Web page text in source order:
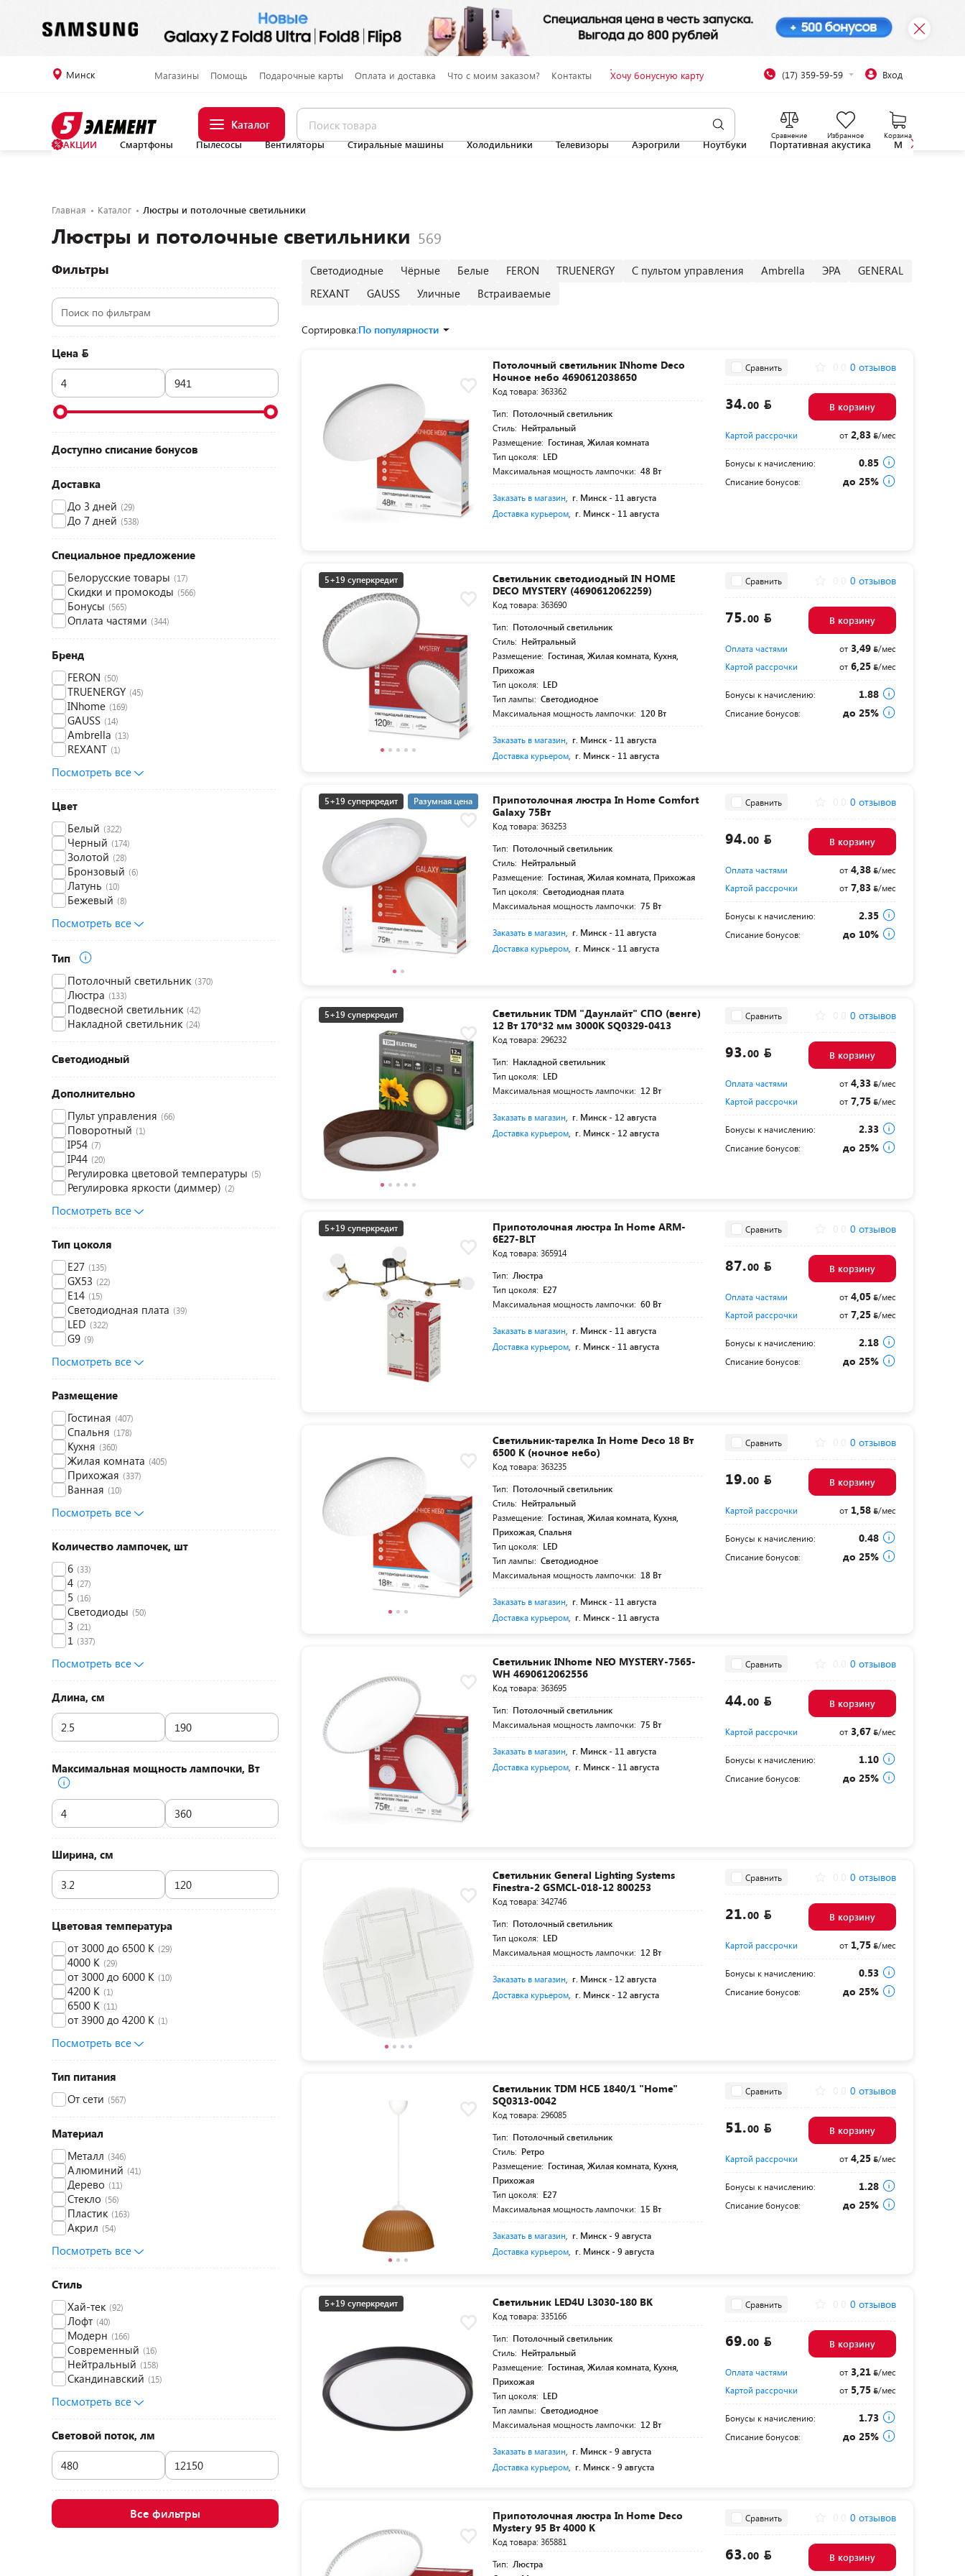
Минск Магазины Помощь Подарочные карты Оплата и доставка Что с моим заказом? Контакты Хочу бонусную карту (17) 359-59-59 Вход
Каталог
Сравнение Избранное Корзина
АКЦИИ Смартфоны Пылесосы Вентиляторы Стиральные машины Холодильники Телевизоры Аэрогрили Ноутбуки Портативная акустика
Главная Каталог Люстры и потолочные светильники
Люстры и потолочные светильники
Фильтры
Цена
Доступно списание бонусов
Доставка
До 3 дней (29)
До 7 дней (538)
Специальное предложение
Белорусские товары (17)
Скидки и промокоды (566)
Бонусы (565)
Оплата частями (344)
Бренд
FERON (50)
TRUENERGY (45)
INhome (169)
GAUSS (14)
Ambrella (13)
REXANT (1)
Посмотреть все
Цвет
Белый (322)
Черный (174)
Золотой (28)
Бронзовый (6)
Латунь (10)
Бежевый (8)
Посмотреть все
Тип
Потолочный светильник (370)
Люстра (133)
Подвесной светильник (42)
Накладной светильник (24)
Светодиодный
Дополнительно
Пульт управления (66)
Поворотный (1)
IP54 (7)
IP44 (20)
Регулировка цветовой температуры (5)
Регулировка яркости (диммер) (2)
Посмотреть все
Тип цоколя
E27 (135)
GX53 (22)
E14 (15)
Светодиодная плата (39)
LED (322)
G9 (9)
Посмотреть все
Размещение
Гостиная (407)
Спальня (178)
Кухня (360)
Жилая комната (405)
Прихожая (337)
Ванная (10)
Посмотреть все
Количество лампочек, шт
6 (33)
4 (27)
5 (16)
Светодиоды (50)
3 (21)
1 (337)
Посмотреть все
Длина, см
Максимальная мощность лампочки, Вт
Ширина, см
Цветовая температура
от 3000 до 6500 K (29)
4000 K (29)
от 3000 до 6000 K (10)
4200 K (1)
6500 К (11)
от 3900 до 4200 K (1)
Посмотреть все
Тип питания
От сети (567)
Материал
Металл (346)
Алюминий (41)
Дерево (11)
Стекло (56)
Пластик (163)
Акрил (54)
Посмотреть все
Стиль
Хай-тек (92)
Лофт (40)
Модерн (166)
Современный (16)
Нейтральный (158)
Скандинавский (15)
Посмотреть все
Световой поток, лм
Все фильтры
Светодиодные Чёрные Белые FERON TRUENERGY С пультом управления Ambrella ЭРА
GENERAL
REXANT
GAUSS Уличные Встраиваемые
Сортировка:По популярности
Потолочный светильник INhome Deco
Ночное небо 4690612038650
Код товара: 363362
Тип: Потолочный светильник
Стиль: Нейтральный
Размещение: Гостиная, Жилая комната
Тип цоколя: LED
Максимальная мощность лампочки: 48 Вт
Заказать в магазин г. Минск - 11 августа
Доставка курьером г. Минск - 11 августа
Сравнить 0 отзывов
34.00 В корзину
Картой рассрочки от2,83 /мес
Бонусы к начислению: 0.85
Списание бонусов: до 25%
5+19 суперкредит
Светильник светодиодный IN HOME
DECO MYSTERY (4690612062259)
Код товара: 363690
Тип: Потолочный светильник
Стиль: Нейтральный
Размещение: Гостиная, Жилая комната, Кухня,
Прихожая
Тип цоколя: LED
Тип лампы: Светодиодное
Максимальная мощность лампочки: 120 Вт
Заказать в магазин г. Минск - 11 августа
Доставка курьером г. Минск - 11 августа
Сравнить 0 отзывов
75.00 В корзину
Оплата частями от3,49
/мес
Картой рассрочки
от6,25 /мес
Бонусы к начислению: 1.88
Списание бонусов: до 25%
5+19 суперкредит Разумная цена
Припотолочная люстра In Home Comfort
Galaxy 75Вт
Код товара: 363253
Тип: Потолочный светильник
Стиль: Нейтральный
Размещение: Гостиная, Жилая комната, Прихожая
Тип цоколя: Светодиодная плата
Максимальная мощность лампочки: 75 Вт
Заказать в магазин г. Минск - 11 августа
Доставка курьером г. Минск - 11 августа
Сравнить 0 отзывов
94.00 В корзину
Оплата частями от4,38
/мес
Картой рассрочки
от7,83 /мес
Бонусы к начислению: 2.35
Списание бонусов: до 10%
5+19 суперкредит
Светильник TDM "Даунлайт" СПО (венге)
12 Вт 170*32 мм 3000К SQ0329-0413
Код товара: 296232
Тип: Накладной светильник
Тип цоколя: LED
Максимальная мощность лампочки: 12 Вт
Заказать в магазин г. Минск - 12 августа
Доставка курьером г. Минск - 12 августа
Сравнить 0 отзывов
93.00 В корзину
Оплата частями от4,33
/мес
Картой рассрочки
от7,75 /мес
Бонусы к начислению: 2.33
Списание бонусов: до 25%
5+19 суперкредит
Припотолочная люстра In Home ARM-
6E27-BLT
Код товара: 365914
Тип: Люстра
Тип цоколя: E27
Максимальная мощность лампочки: 60 Вт
Заказать в магазин г. Минск - 11 августа
Доставка курьером г. Минск - 11 августа
Сравнить 0 отзывов
87.00 В корзину
Оплата частями от4,05
/мес
Картой рассрочки
от7,25 /мес
Бонусы к начислению: 2.18
Списание бонусов: до 25%
Светильник-тарелка In Home Deco 18 Вт
6500 К (ночное небо)
Код товара: 363235
Тип: Потолочный светильник
Стиль: Нейтральный
Размещение: Гостиная, Жилая комната, Кухня,
Прихожая, Спальня
Тип цоколя: LED
Тип лампы: Светодиодное
Максимальная мощность лампочки: 18 Вт
Заказать в магазин г. Минск - 11 августа
Доставка курьером г. Минск - 11 августа
Сравнить 0 отзывов
19.00 В корзину
Картой рассрочки от1,58 /мес
Бонусы к начислению: 0.48
Списание бонусов: до 25%
Светильник INhome NEO MYSTERY-7565-
WH 4690612062556
Код товара: 363695
Тип: Потолочный светильник
Максимальная мощность лампочки: 75 Вт
Заказать в магазин г. Минск - 11 августа
Доставка курьером г. Минск - 11 августа
Сравнить 0 отзывов
44.00 В корзину
Картой рассрочки от3,67 /мес
Бонусы к начислению: 1.10
Списание бонусов: до 25%
Светильник General Lighting Systems
Finestra-2 GSMCL-018-12 800253
Код товара: 342746
Тип: Потолочный светильник
Тип цоколя: LED
Максимальная мощность лампочки: 12 Вт
Заказать в магазин г. Минск - 12 августа
Доставка курьером г. Минск - 12 августа
Сравнить 0 отзывов
21.00 В корзину
Картой рассрочки от1,75 /мес
Бонусы к начислению: 0.53
Списание бонусов: до 25%
Светильник TDM НСБ 1840/1 "Home"
SQ0313-0042
Код товара: 296085
Тип: Потолочный светильник
Стиль: Ретро
Размещение: Гостиная, Жилая комната, Кухня,
Прихожая
Тип цоколя: E27
Максимальная мощность лампочки: 15 Вт
Заказать в магазин г. Минск -9 августа
Доставка курьером г. Минск -9 августа
Сравнить 0 отзывов
51.00 В корзину
Картой рассрочки от4,25 /мес
Бонусы к начислению: 1.28
Списание бонусов: до 25%
5+19 суперкредит Светильник LED4U L3030-180 BK
Код товара: 335166
Тип: Потолочный светильник
Стиль: Нейтральный
Размещение: Гостиная, Жилая комната, Кухня,
Прихожая
Тип цоколя: LED
Тип лампы: Светодиодное
Максимальная мощность лампочки: 12 Вт
Заказать в магазин г. Минск -9 августа
Доставка курьером г. Минск -9 августа
Сравнить 0 отзывов
69.00 В корзину
Оплата частями от3,21
/мес
Картой рассрочки
от5,75 /мес
Бонусы к начислению: 1.73
Списание бонусов: до 25%
Припотолочная люстра In Home Deco
Mystery 95 Вт 4000 К
Код товара: 365881
Тип: Люстра
Сравнить 0 отзывов
63.00 В корзину